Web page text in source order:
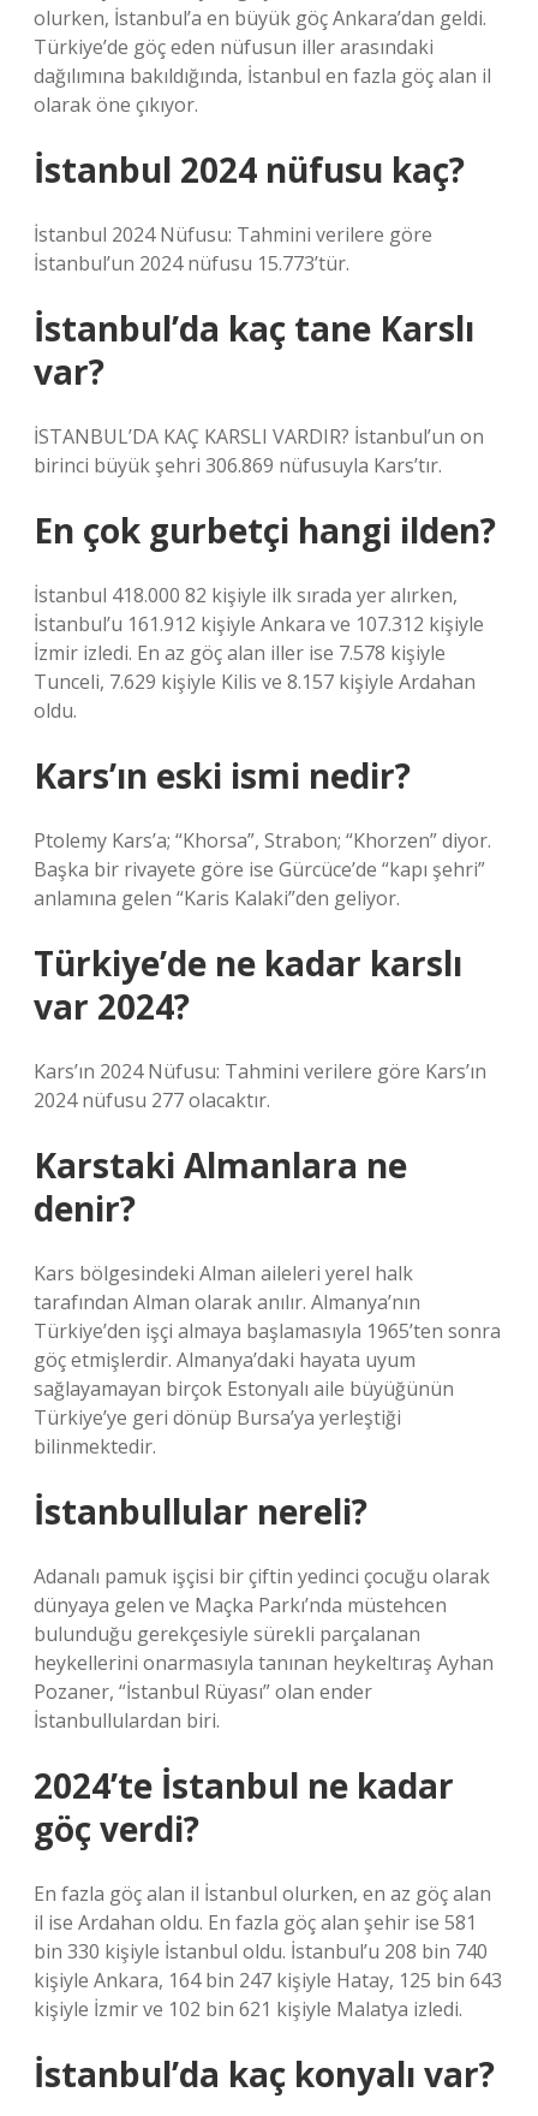
olurken, İstanbul’a en büyük göç Ankara’dan geldi.
Türkiye’de göç eden nüfusun iller arasındaki
dağılımına bakıldığında, İstanbul en fazla göç alan il
olarak öne çıkıyor.
İstanbul 2024 nüfusu kaç?
İstanbul 2024 Nüfusu: Tahmini verilere göre
İstanbul’un 2024 nüfusu 15.773’tür.
İstanbul’da kaç tane Karslı
var?
İSTANBUL’DA KAÇ KARSLI VARDIR? İstanbul’un on
birinci büyük şehri 306.869 nüfusuyla Kars’tır.
En çok gurbetçi hangi ilden?
İstanbul 418.000 82 kişiyle ilk sırada yer alırken,
İstanbul’u 161.912 kişiyle Ankara ve 107.312 kişiyle
İzmir izledi. En az göç alan iller ise 7.578 kişiyle
Tunceli, 7.629 kişiyle Kilis ve 8.157 kişiyle Ardahan
oldu.
Kars’ın eski ismi nedir?
Ptolemy Kars’a; “Khorsa”, Strabon; “Khorzen” diyor.
Başka bir rivayete göre ise Gürcüce’de “kapı şehri”
anlamına gelen “Karis Kalaki”den geliyor.
Türkiye’de ne kadar karslı
var 2024?
Kars’ın 2024 Nüfusu: Tahmini verilere göre Kars’ın
2024 nüfusu 277 olacaktır.
Karstaki Almanlara ne
denir?
Kars bölgesindeki Alman aileleri yerel halk
tarafından Alman olarak anılır. Almanya’nın
Türkiye’den işçi almaya başlamasıyla 1965’ten sonra
göç etmişlerdir. Almanya’daki hayata uyum
sağlayamayan birçok Estonyalı aile büyüğünün
Türkiye’ye geri dönüp Bursa’ya yerleştiği
bilinmektedir.
İstanbullular nereli?
Adanalı pamuk işçisi bir çiftin yedinci çocuğu olarak
dünyaya gelen ve Maçka Parkı’nda müstehcen
bulunduğu gerekçesiyle sürekli parçalanan
heykellerini onarmasıyla tanınan heykeltıraş Ayhan
Pozaner, “İstanbul Rüyası” olan ender
İstanbullulardan biri.
2024’te İstanbul ne kadar
göç verdi?
En fazla göç alan il İstanbul olurken, en az göç alan
il ise Ardahan oldu. En fazla göç alan şehir ise 581
bin 330 kişiyle İstanbul oldu. İstanbul’u 208 bin 740
kişiyle Ankara, 164 bin 247 kişiyle Hatay, 125 bin 643
kişiyle İzmir ve 102 bin 621 kişiyle Malatya izledi.
İstanbul’da kaç konyalı var?